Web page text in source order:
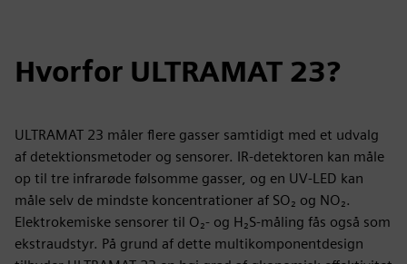
Hvorfor ULTRAMAT 23?
ULTRAMAT 23 måler flere gasser samtidigt med et udvalg
af detektionsmetoder og sensorer. IR-detektoren kan måle
op til tre infrarøde følsomme gasser, og en UV-LED kan
måle selv de mindste koncentrationer af SO₂ og NO₂.
Elektrokemiske sensorer til O₂- og H₂S-måling fås også som
ekstraudstyr. På grund af dette multikomponentdesign